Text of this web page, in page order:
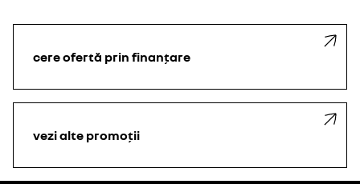
cere ofertă prin finanțare
vezi alte promoții